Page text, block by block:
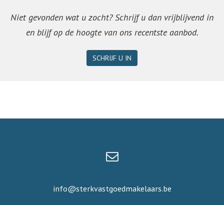
Niet gevonden wat u zocht? Schrijf u dan vrijblijvend in
en blijf op de hoogte van ons recentste aanbod.
SCHRIJF U IN
info@sterkvastgoedmakelaars.be